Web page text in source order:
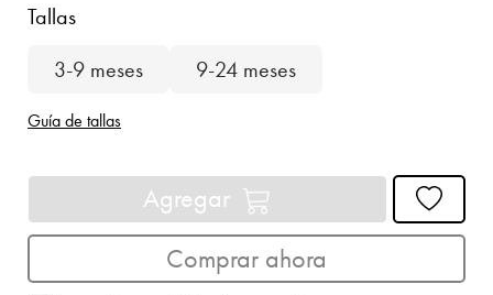
Tallas
3-9 meses
9-24 meses
Guía de tallas
Agregar
Comprar ahora